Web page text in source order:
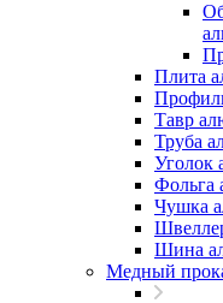
Плита
Тавр
Труба
Уголок
Фольга
Чушка
Шина
Медный